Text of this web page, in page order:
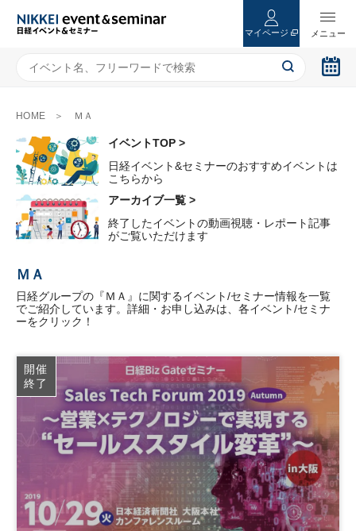
マイページ
HOME ＭＡ
イベントTOP >
日経イベント&セミナーのおすすめイベントは
こちらから
アーカイブ一覧 >
終了したイベントの動画視聴・レポート記事
がご覧いただけます
ＭＡ
日経グループの『ＭＡ』に関するイベント/セミナー情報を一覧
でご紹介しています。詳細・お申し込みは、各イベント/セミナ
ーをクリック！
開催
終了